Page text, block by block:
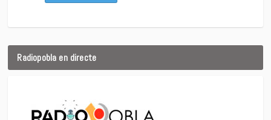
Radiopobla en directe